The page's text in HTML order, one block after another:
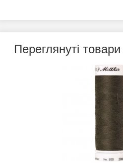
Переглянуті товари